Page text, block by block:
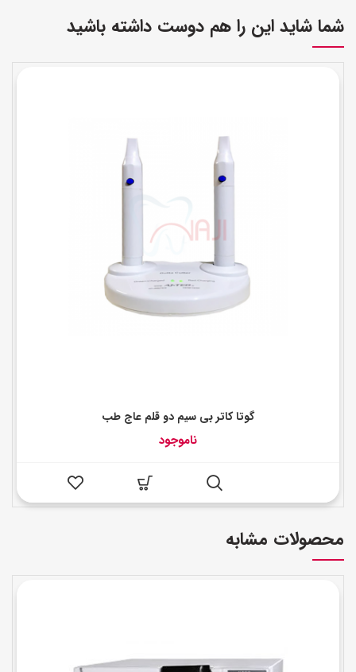
شما شاید این را هم دوست داشته باشید
گوتا کاتر بی سیم دو قلم عاج طب
ناموجود
محصولات مشابه